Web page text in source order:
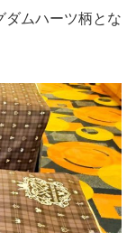
ダムハーツ柄とな